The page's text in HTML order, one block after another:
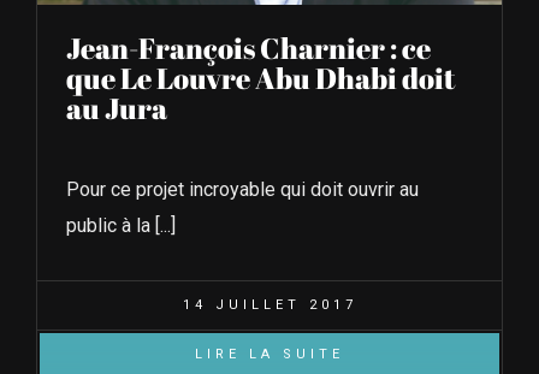
Jean-François Charnier : ce
que Le Louvre Abu Dhabi doit
au Jura
Pour ce projet incroyable qui doit ouvrir au
public à la [...]
14 JUILLET 2017
LIRE LA SUITE